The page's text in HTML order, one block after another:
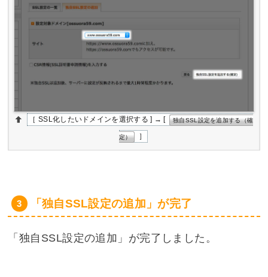
［ SSL化したいドメインを選択する ] → [ 独自SSL設定を追加する（確
定） ］
「独自SSL設定の追加」が完了
「独自SSL設定の追加」が完了しました。